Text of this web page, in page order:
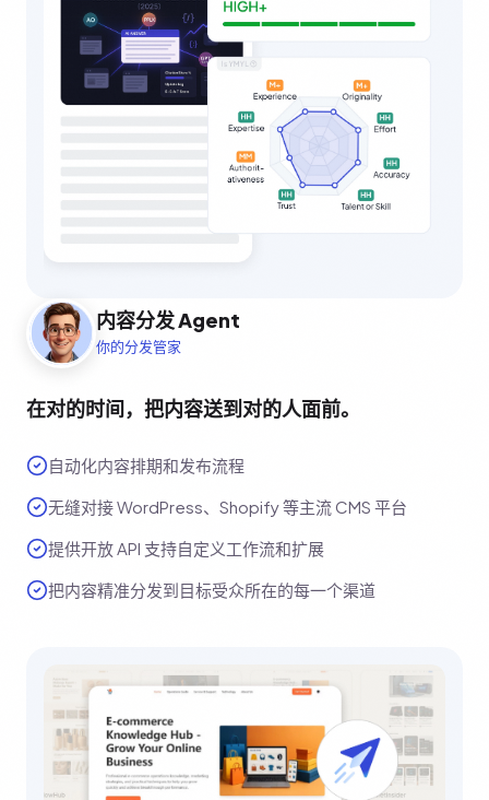
内容分发 Agent
你的分发管家
在对的时间，把内容送到对的人面前。
自动化内容排期和发布流程
无缝对接 WordPress、Shopify 等主流 CMS 平台
提供开放 API 支持自定义工作流和扩展
把内容精准分发到目标受众所在的每一个渠道